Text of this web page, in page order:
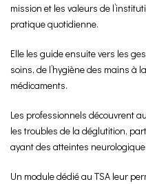
mission et les valeurs de
pratique quotidienne.
Elle les guide ensuite vers les
soins, de l’hygiène des mains à
médicaments.
Les professionnels découvrent
les troubles de la déglutition,
ayant des atteintes
Un module dédié au TSA leur